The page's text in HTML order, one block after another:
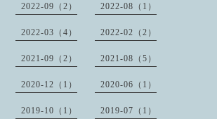
2022-09（2） 2022-08（1）
2022-03（4） 2022-02（2）
2021-09（2） 2021-08（5）
2020-12（1） 2020-06（1）
2019-10（1） 2019-07（1）